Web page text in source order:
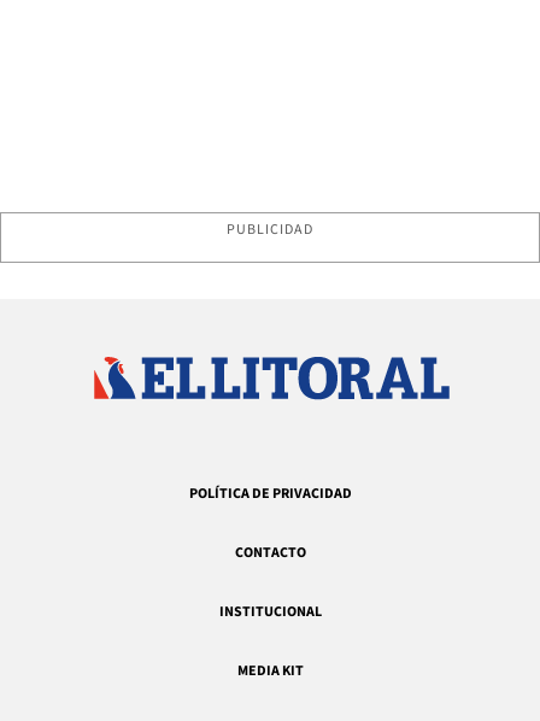
PUBLICIDAD
POLÍTICA DE PRIVACIDAD
CONTACTO
INSTITUCIONAL
MEDIA KIT